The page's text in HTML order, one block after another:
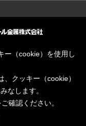
ー（cookie）を使用し
クッキー（cookie）
なします。
ご確認ください。